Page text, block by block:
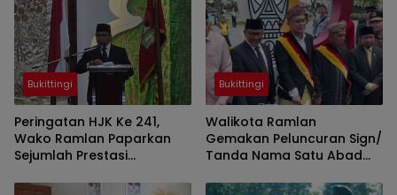
Bukittingi
Peringatan HJK Ke 241,
Wako Ramlan Paparkan
Sejumlah Prestasi
Berkeadilan, Dan
Bukittingi
Walikota Ramlan
Gemakan Peluncuran Sign/
Tanda Nama Satu Abad